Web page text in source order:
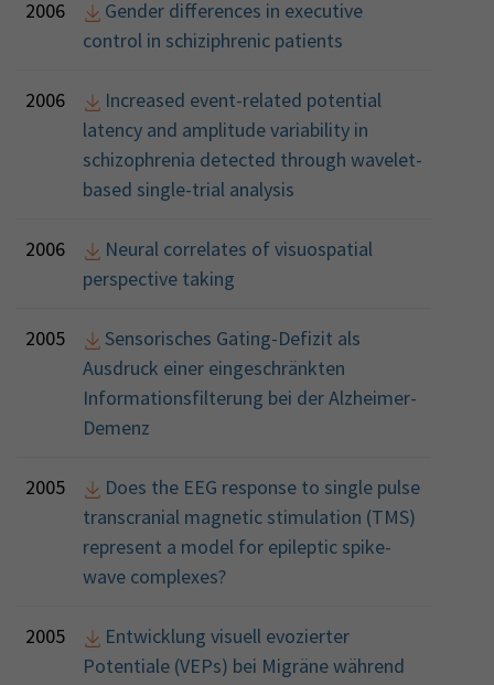
2006
Gender differences in executive
control in schiziphrenic patients
2006
Increased event-related potential
latency and amplitude variability in
schizophrenia detected through wavelet-
based single-trial analysis
2006
Neural correlates of visuospatial
perspective taking
2005
Sensorisches Gating-Defizit als
Ausdruck einer eingeschränkten
Informationsfilterung bei der Alzheimer-
Demenz
2005
Does the EEG response to single pulse
transcranial magnetic stimulation (TMS)
represent a model for epileptic spike-
wave complexes?
2005
Entwicklung visuell evozierter
Potentiale (VEPs) bei Migräne während